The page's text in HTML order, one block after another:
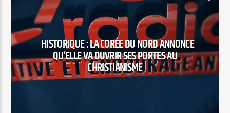
Elyon Live
Elyon Kids
HISTORIQUE : LA CORÉE DU NORD ANNONCE
QU’ELLE VA OUVRIR SES PORTES AU
CHRISTIANISME